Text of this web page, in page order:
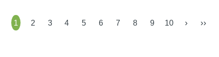
1 2 3 4 5 6 7 8 9 10 › ››